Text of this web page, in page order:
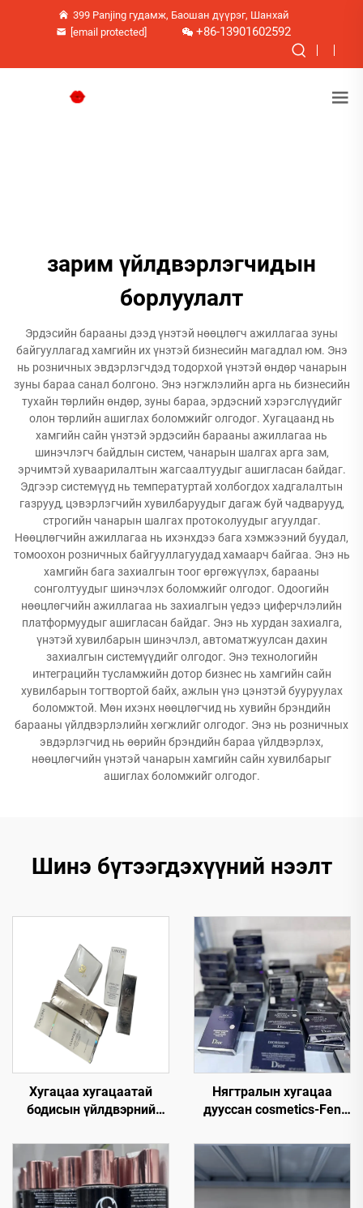
399 Panjing гудамж, Баошан дүүрэг, Шанхай
[email protected]
+86-13901602592
зарим үйлдвэрлэгчидын
борлуулалт
Эрдэсийн барааны дээд үнэтэй нөөцлөгч ажиллагаа зуны
байгууллагад хамгийн их үнэтэй бизнесийн магадлал юм. Энэ
нь розничных эвдэрлэгчдэд тодорхой үнэтэй өндөр чанарын
зуны бараа санал болгоно. Энэ нэгжлэлийн арга нь бизнесийн
тухайн төрлийн өндөр, зуны бараа, эрдэсний хэрэгслүүдийг
олон төрлийн ашиглах боломжийг олгодог. Хугацаанд нь
хамгийн сайн үнэтэй эрдэсийн барааны ажиллагаа нь
шинэчлэгч байдлын систем, чанарын шалгах арга зам,
эрчимтэй хуваарилалтын жагсаалтуудыг ашигласан байдаг.
Эдгээр системүүд нь температуртай холбогдох хадгалалтын
газрууд, цэвэрлэгчийн хувилбаруудыг дагаж буй чадварууд,
строгийн чанарын шалгах протоколуудыг агуулдаг.
Нөөцлөгчийн ажиллагаа нь ихэнхдээ бага хэмжээний буудал,
томоохон розничных байгууллагуудад хамаарч байгаа. Энэ нь
хамгийн бага захиалгын тоог өргөжүүлэх, барааны
сонголтуудыг шинэчлэх боломжийг олгодог. Одоогийн
нөөцлөгчийн ажиллагаа нь захиалгын үедээ циферчлэлийн
платформуудыг ашигласан байдаг. Энэ нь хурдан захиалга,
үнэтэй хувилбарын шинэчлэл, автоматжуулсан дахин
захиалгын системүүдийг олгодог. Энэ технологийн
интеграцийн тусламжийн дотор бизнес нь хамгийн сайн
хувилбарын тогтвортой байх, ажлын үнэ цэнэтэй бууруулах
боломжтой. Мөн ихэнх нөөцлөгчид нь хувийн брэндийн
барааны үйлдвэрлэлийн хөгжлийг олгодог. Энэ нь розничных
эвдэрлэгчид нь өөрийн брэндийн бараа үйлдвэрлэх,
нөөцлөгчийн үнэтэй чанарын хамгийн сайн хувилбарыг
ашиглах боломжийг олгодог.
Шинэ бүтээгдэхүүний нээлт
Хугацаа хугацаатай
бодисын үйлдвэрний
үнэтэй бодисын үйлдвэр
эх сургуулиудад
зориулсан
Нягтралын хугацаа
дууссан cosmetics-Fen
зорилгоор, зорилгоор
beauty makeup, cosmetics
бүтээгдэхүүнүүдийг